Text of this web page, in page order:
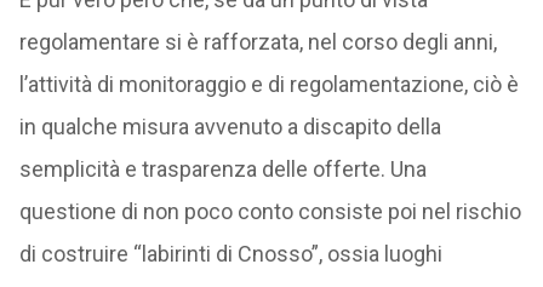
regolamentare si è rafforzata, nel corso degli anni,
l’attività di monitoraggio e di regolamentazione, ciò è
in qualche misura avvenuto a discapito della
semplicità e trasparenza delle offerte. Una
questione di non poco conto consiste poi nel rischio
di costruire “labirinti di Cnosso”, ossia luoghi